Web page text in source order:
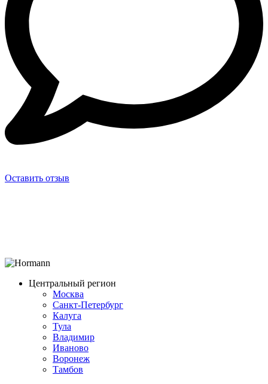
Оставить отзыв
Центральный регион
Москва
Санкт-Петербург
Калуга
Тула
Владимир
Иваново
Воронеж
Тамбов